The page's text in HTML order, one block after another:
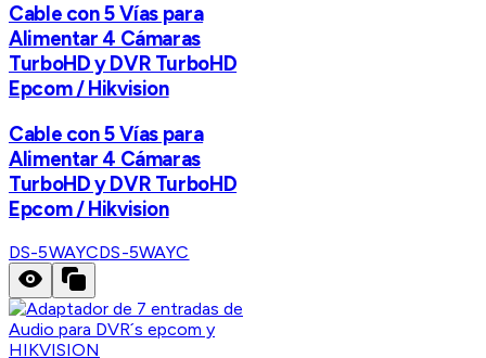
Cable con 5 Vías para
Alimentar 4 Cámaras
TurboHD y DVR TurboHD
Epcom / Hikvision
Cable con 5 Vías para
Alimentar 4 Cámaras
TurboHD y DVR TurboHD
Epcom / Hikvision
DS-5WAYCDS-5WAYC